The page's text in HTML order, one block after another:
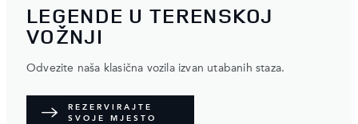
LEGENDE U TERENSKOJ
VOŽNJI
Odvezite naša klasična vozila izvan utabanih staza.
REZERVIRAJTE
SVOJE MJESTO